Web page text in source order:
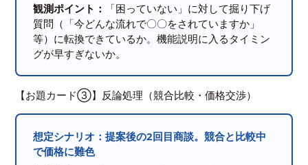
観測ポイント：
「困っていない」に対して掘り下げ
質問（「今どんな流れで〇〇をされていますか」
等）に転換できているか。機能説明に入るタイミン
グが早すぎないか。
【お題カード③】反論処理（競合比較・価格交渉）
想定シナリオ：提案後の2回目商談。競合と比較中
で価格に難色